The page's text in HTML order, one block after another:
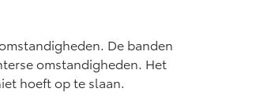
De banden
omstandigheden. Het
hoeft op te slaan.